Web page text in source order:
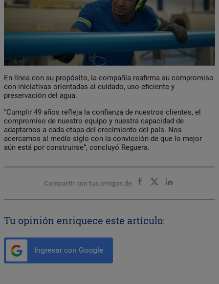
En línea con su propósito, la compañía reafirma su compromiso
con iniciativas orientadas al cuidado, uso eficiente y
preservación del agua.
“Cumplir 49 años refleja la confianza de nuestros clientes, el
compromiso de nuestro equipo y nuestra capacidad de
adaptarnos a cada etapa del crecimiento del país. Nos
acercamos al medio siglo con la convicción de que lo mejor
aún está por construirse”, concluyó Reguera.
Compartir con tus amigos de
Tu opinión enriquece este artículo:
Ingresar con Google